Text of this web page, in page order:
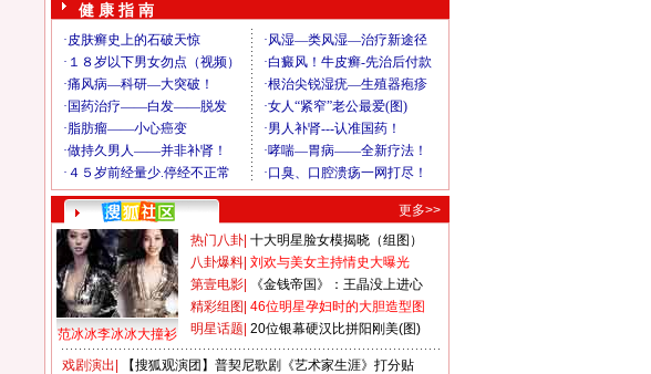
健 康 指 南
更多>>
范冰冰李冰冰大撞衫
热门八卦 十大明星脸女模揭晓（组图）
八卦爆料 刘欢与美女主持情史大曝光
第壹电影
《金钱帝国》：王晶没上进心
精彩组图 46位明星孕妇时的大胆造型图
明星话题 20位银幕硬汉比拼阳刚美(图)
戏剧演出
【搜狐观演团】普契尼歌剧《艺术家生涯》打分贴